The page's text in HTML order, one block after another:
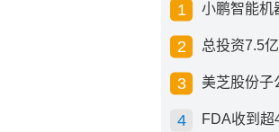
小鹏智能机器马
总投资7.5亿元
美芝股份子公司发
FDA收到超4.8万